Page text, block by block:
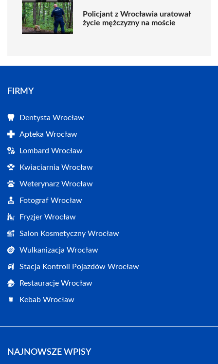
Policjant z Wrocławia uratował
życie mężczyzny na moście
FIRMY
Dentysta Wrocław
Apteka Wrocław
Lombard Wrocław
Kwiaciarnia Wrocław
Weterynarz Wrocław
Fotograf Wrocław
Fryzjer Wrocław
Salon Kosmetyczny Wrocław
Wulkanizacja Wrocław
Stacja Kontroli Pojazdów Wrocław
Restauracje Wrocław
Kebab Wrocław
NAJNOWSZE WPISY